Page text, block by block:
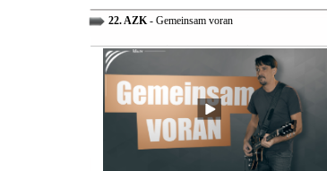
22. AZK- Gemeinsam voran